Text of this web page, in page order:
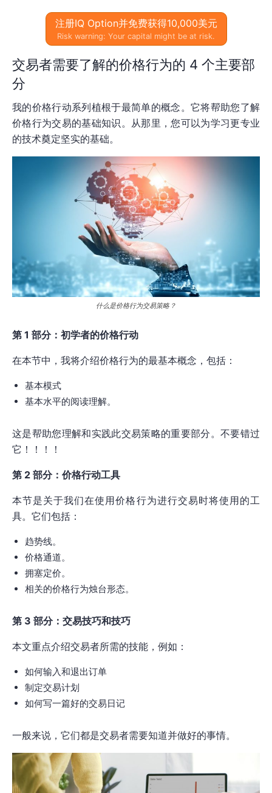
注册IQ Option并免费获得10,000美元
Risk warning: Your capital might be at risk.
交易者需要了解的价格行为的 4 个主要部
分
我的价格行动系列植根于最简单的概念。它将帮助您了解
价格行为交易的基础知识。从那里，您可以为学习更专业
的技术奠定坚实的基础。
什么是价格行为交易策略？
第 1 部分：初学者的价格行动
在本节中，我将介绍价格行为的最基本概念，包括：
基本模式
基本水平的阅读理解。
这是帮助您理解和实践此交易策略的重要部分。不要错过
它！！！！
第 2 部分：价格行动工具
本节是关于我们在使用价格行为进行交易时将使用的工
具。它们包括：
趋势线。
价格通道。
拥塞定价。
相关的价格行为烛台形态。
第 3 部分：交易技巧和技巧
本文重点介绍交易者所需的技能，例如：
如何输入和退出订单
制定交易计划
如何写一篇好的交易日记
一般来说，它们都是交易者需要知道并做好的事情。